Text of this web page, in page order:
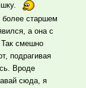
более старшем
а она с
смешно
подрагивая
Вроде
сюда, я